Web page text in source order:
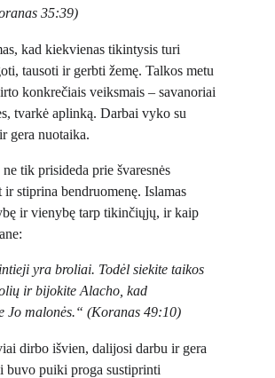
35:39)
kad kiekvienas tikintysis turi
tausoti ir gerbti žemę. Talkos metu
konkrečiais veiksmais – savanoriai
tvarkė aplinką. Darbai vyko su
gera nuotaika.
tik prisideda prie švaresnės
ir stiprina bendruomenę. Islamas
ir vienybę tarp tikinčiųjų, ir kaip
yra broliai. Todėl siekite taikos
ir bijokite Alacho, kad
Jo malonės.“ (Koranas 49:10)
dirbo išvien, dalijosi darbu ir gera
buvo puiki proga sustiprinti